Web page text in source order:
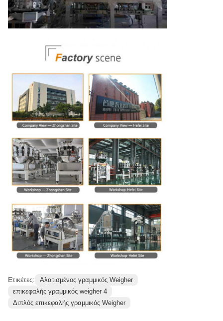
Ετικέτες:
Αλατισμένος γραμμικός Weigher
επικεφαλής γραμμικός weigher 4
Διπλός επικεφαλής γραμμικός Weigher